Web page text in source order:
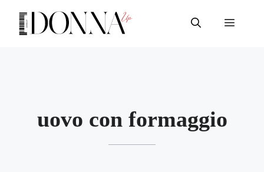
contenuto
Menu
uovo con formaggio